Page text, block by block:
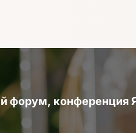
форум,